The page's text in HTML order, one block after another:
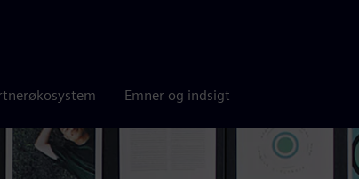
Emner og indsigt